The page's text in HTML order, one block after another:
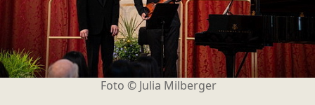
Foto © Julia Milberger